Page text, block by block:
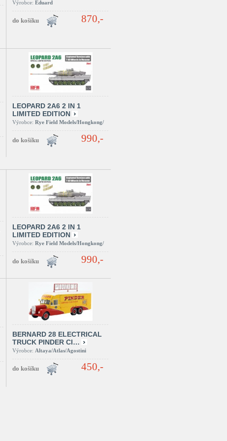
Výrobce: Eduard
870,-
LEOPARD 2A6 2 IN 1
LIMITED EDITION
Výrobce: Rye Field Models/Hongkong/
990,-
LEOPARD 2A6 2 IN 1
LIMITED EDITION
Výrobce: Rye Field Models/Hongkong/
990,-
BERNARD 28 ELECTRICAL
TRUCK PINDER CI…
Výrobce: Altaya/Atlas/Agostini
450,-